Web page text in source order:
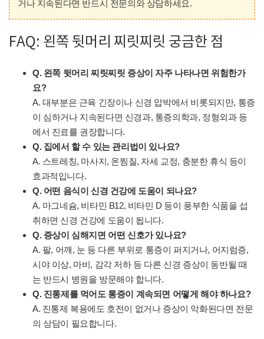
거나 지속된다면 반드시 전문의와 상담하세요.
FAQ: 왼쪽 뒷머리 찌릿찌릿 궁금한 점
Q. 왼쪽 뒷머리 찌릿찌릿 증상이 자주 나타나면 위험한가
요?
A. 대부분은 근육 긴장이나 신경 압박에서 비롯되지만, 통증
이 심하거나 지속된다면 신경과, 통증의학과, 정형외과 등
에서 진료를 권장합니다.
Q. 집에서 할 수 있는 관리법이 있나요?
A. 스트레칭, 마사지, 온찜질, 자세 교정, 충분한 휴식 등이
효과적입니다.
Q. 어떤 음식이 신경 건강에 도움이 되나요?
A. 마그네슘, 비타민 B12, 비타민 D 등이 풍부한 식품을 섭
취하면 신경 건강에 도움이 됩니다.
Q. 증상이 심해지면 어떤 신호가 있나요?
A. 팔, 어깨, 눈 등 다른 부위로 통증이 퍼지거나, 어지럼증,
시야 이상, 마비, 감각 저하 등 다른 신경 증상이 동반될 때
는 반드시 병원을 방문해야 합니다.
Q. 진통제를 먹어도 통증이 계속되면 어떻게 해야 하나요?
A. 진통제 복용에도 호전이 없거나 증상이 악화된다면 전문
의 상담이 필요합니다.